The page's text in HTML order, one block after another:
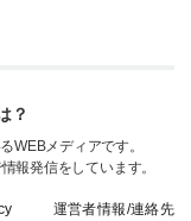
運営者情報/連絡先
？
WEBメディアです。
報発信をしています。